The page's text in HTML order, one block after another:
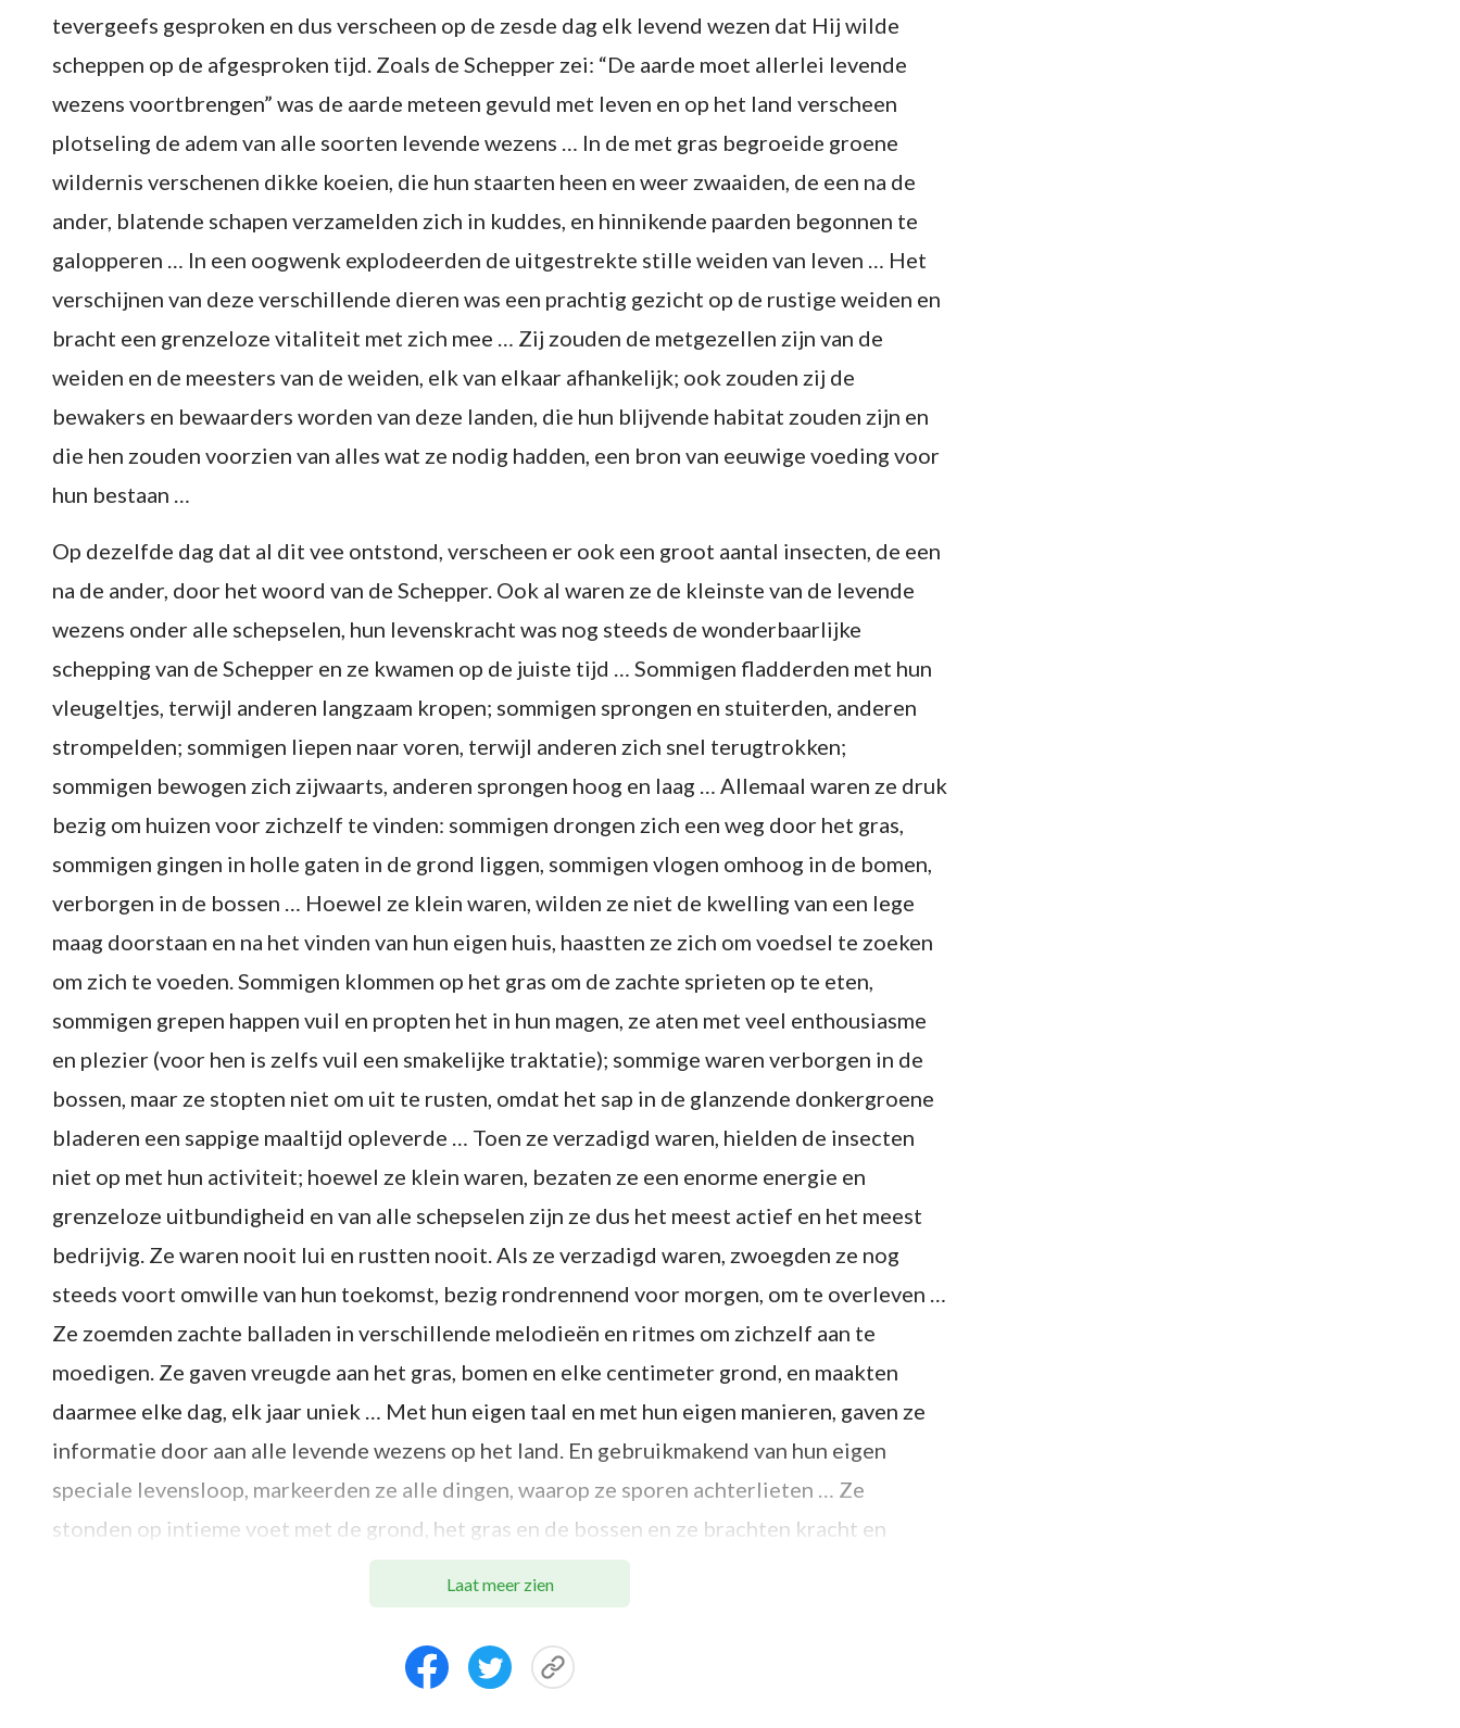
tevergeefs gesproken en dus verscheen op de zesde dag elk levend wezen dat Hij wilde
scheppen op de afgesproken tijd. Zoals de Schepper zei: “De aarde moet allerlei levende
wezens voortbrengen” was de aarde meteen gevuld met leven en op het land verscheen
plotseling de adem van alle soorten levende wezens … In de met gras begroeide groene
wildernis verschenen dikke koeien, die hun staarten heen en weer zwaaiden, de een na de
ander, blatende schapen verzamelden zich in kuddes, en hinnikende paarden begonnen te
galopperen … In een oogwenk explodeerden de uitgestrekte stille weiden van leven … Het
verschijnen van deze verschillende dieren was een prachtig gezicht op de rustige weiden en
bracht een grenzeloze vitaliteit met zich mee … Zij zouden de metgezellen zijn van de
weiden en de meesters van de weiden, elk van elkaar afhankelijk; ook zouden zij de
bewakers en bewaarders worden van deze landen, die hun blijvende habitat zouden zijn en
die hen zouden voorzien van alles wat ze nodig hadden, een bron van eeuwige voeding voor
hun bestaan …
Op dezelfde dag dat al dit vee ontstond, verscheen er ook een groot aantal insecten, de een
na de ander, door het woord van de Schepper. Ook al waren ze de kleinste van de levende
wezens onder alle schepselen, hun levenskracht was nog steeds de wonderbaarlijke
schepping van de Schepper en ze kwamen op de juiste tijd … Sommigen fladderden met hun
vleugeltjes, terwijl anderen langzaam kropen; sommigen sprongen en stuiterden, anderen
strompelden; sommigen liepen naar voren, terwijl anderen zich snel terugtrokken;
sommigen bewogen zich zijwaarts, anderen sprongen hoog en laag … Allemaal waren ze druk
bezig om huizen voor zichzelf te vinden: sommigen drongen zich een weg door het gras,
sommigen gingen in holle gaten in de grond liggen, sommigen vlogen omhoog in de bomen,
verborgen in de bossen … Hoewel ze klein waren, wilden ze niet de kwelling van een lege
maag doorstaan en na het vinden van hun eigen huis, haastten ze zich om voedsel te zoeken
om zich te voeden. Sommigen klommen op het gras om de zachte sprieten op te eten,
sommigen grepen happen vuil en propten het in hun magen, ze aten met veel enthousiasme
en plezier (voor hen is zelfs vuil een smakelijke traktatie); sommige waren verborgen in de
bossen, maar ze stopten niet om uit te rusten, omdat het sap in de glanzende donkergroene
bladeren een sappige maaltijd opleverde … Toen ze verzadigd waren, hielden de insecten
niet op met hun activiteit; hoewel ze klein waren, bezaten ze een enorme energie en
grenzeloze uitbundigheid en van alle schepselen zijn ze dus het meest actief en het meest
bedrijvig. Ze waren nooit lui en rustten nooit. Als ze verzadigd waren, zwoegden ze nog
steeds voort omwille van hun toekomst, bezig rondrennend voor morgen, om te overleven …
Ze zoemden zachte balladen in verschillende melodieën en ritmes om zichzelf aan te
moedigen. Ze gaven vreugde aan het gras, bomen en elke centimeter grond, en maakten
daarmee elke dag, elk jaar uniek … Met hun eigen taal en met hun eigen manieren, gaven ze
informatie door aan alle levende wezens op het land. En gebruikmakend van hun eigen
speciale levensloop, markeerden ze alle dingen, waarop ze sporen achterlieten … Ze
stonden op intieme voet met de grond, het gras en de bossen en ze brachten kracht en
vitaliteit naar de bodem, het gras en de bossen en brachten de vermaningen en groeten van
de Schepper over aan alle levende wezens …
De blik van de Schepper ging over alle dingen die Hij had geschapen en op dit moment
Laat meer zien